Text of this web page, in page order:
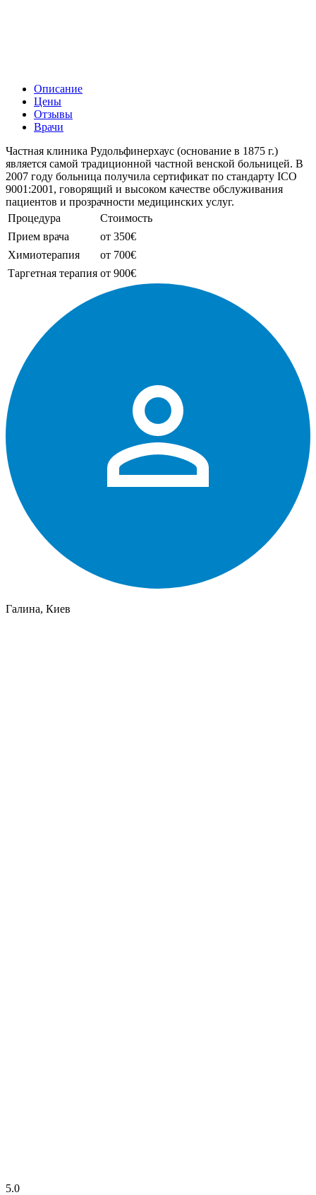
Описание
Цены
Отзывы
Врачи
Частная клиника Рудольфинерхаус (основание в 1875 г.)
является самой традиционной частной венской больницей. В
2007 году больница получила сертификат по стандарту ICO
9001:2001, говорящий и высоком качестве обслуживания
пациентов и прозрачности медицинских услуг.
Процедура
Стоимость
Прием врача
от 350€
Химиотерапия
от 700€
Таргетная терапия от 900€
Галина, Киев
5.0